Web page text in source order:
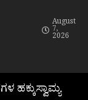
August
7,
2026
ಹಕ್ಕುಸ್ವಾಮ್ಯ